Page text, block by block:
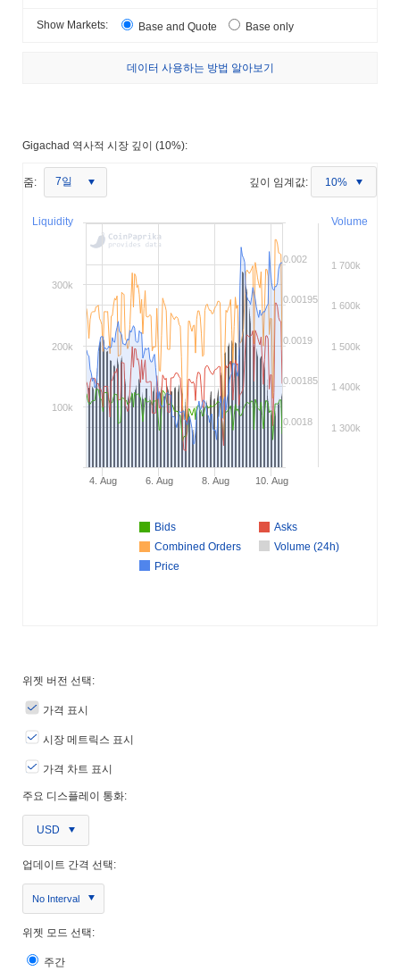
Show Markets: Base and Quote Base only
데이터 사용하는 방법 알아보기
Gigachad 역사적 시장 깊이 (10%):
줌: 7일 깊이 임계값: 10%
Volume
Liquidity
Bids
Asks
Combined Orders
Volume (24h)
Price
4. Aug 6. Aug 8. Aug 10. Aug
0.0018
0.00185
0.0019
0.00195
0.002
1 300k
1 400k
1 500k
1 600k
1 700k
100k
200k
300k
위젯 버전 선택:
가격 표시
시장 메트릭스 표시
가격 차트 표시
주요 디스플레이 통화:
USD
업데이트 간격 선택:
No Interval
위젯 모드 선택:
주간